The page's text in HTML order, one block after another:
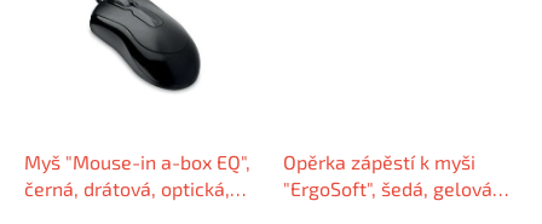
Myš "Mouse-in a-box EQ",
černá, drátová, optická,
Opěrka zápěstí k myši
"ErgoSoft", šedá, gelová